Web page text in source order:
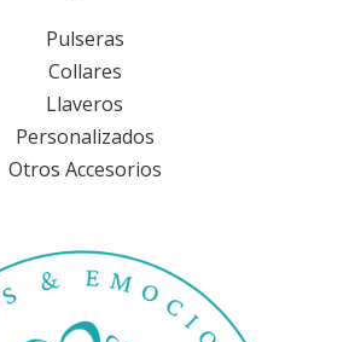
Pulseras
Collares
Llaveros
Personalizados
Otros Accesorios